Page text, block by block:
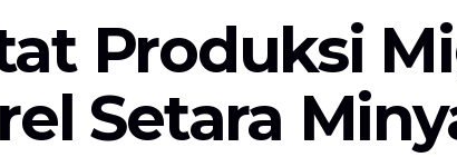
Produksi
Setara